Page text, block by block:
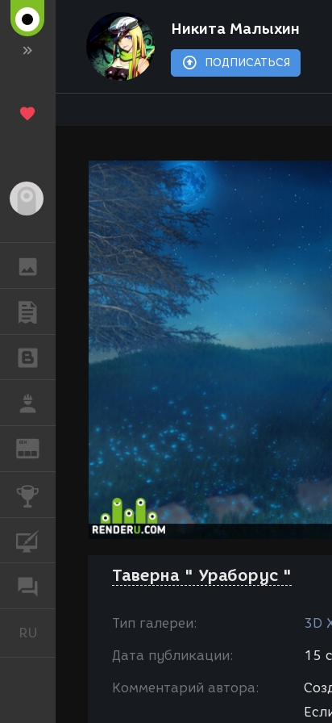
ГАЛЕРЕЯ
ПУБЛИКАЦИИ
БЛОГИ
REN ЖУРНАЛ
КОНКУРСЫ
RU
Никита Малыхин
ПОДПИСАТЬСЯ
Таверна " Ураборус "
Тип галереи: 3D
Дата публикации: 15
Комментарий автора: